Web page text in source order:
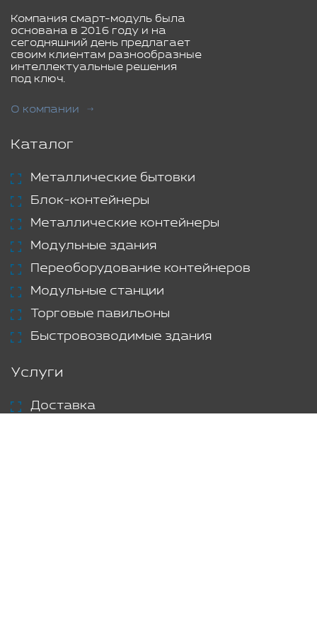
Компания смарт-модуль была
основана в 2016 году и на
сегодняшний день предлагает
своим клиентам разнообразные
интеллектуальные решения
под ключ.
О компании
Каталог
Металлические бытовки
Блок-контейнеры
Металлические контейнеры
Модульные здания
Переоборудование контейнеров
Модульные станции
Торговые павильоны
Быстровозводимые здания
Услуги
Доставка